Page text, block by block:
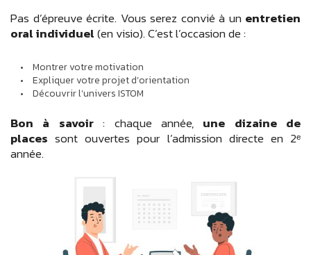
Pas d’épreuve écrite. Vous serez convié à un entretien
oral individuel(en visio). C’est l’occasion de :
Montrer votre motivation
Expliquer votre projet d’orientation
Découvrir l’univers ISTOM
Bon à savoir: chaque année, une dizaine de
places sont ouvertes pour l’admission directe en 2ᵉ
année.